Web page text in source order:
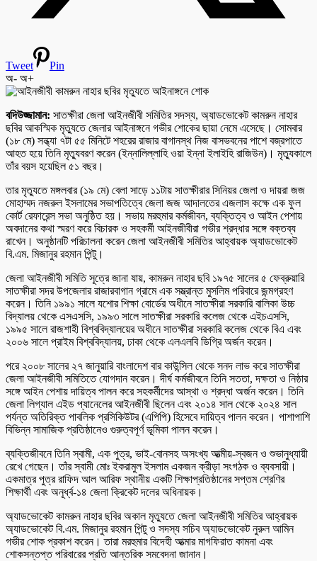
Tweet
Pin
অ- অ+
বদিউজ্জামান: সাতক্ষীরা জেলা আইনজীবী সমিতির সদস্য, অ্যাডভোকেট কামরুন নাহার
ছবির আকস্মিক মৃত্যুতে জেলার আইনাঙ্গনে গভীর শোকের ছায়া নেমে এসেছে। সোমবার
(১৮ মে) সন্ধ্যা ৭টা ৫৫ মিনিটে শহরের রাজার বাগানস্থ নিজ বাসভবনের পাশে বজ্রপাতে
আহত হয়ে তিনি মৃত্যুবরণ করেন (ইন্নালিল্লাহি ওয়া ইন্না ইলাইহি রাজিউন)। মৃত্যুকালে
তাঁর বয়স হয়েছিল ৫১ বছর।
তার মৃত্যুতে মঙ্গলবার (১৯ মে) বেলা সাড়ে ১১টায় সাতক্ষীরার সিনিয়র জেলা ও দায়রা জজ
মোহাম্মদ নজরুল ইসলামের সভাপতিত্বে জেলা জজ আদালতের এজলাস কক্ষে এক ফুল
কোর্ট রেফারেন্স সভা অনুষ্ঠিত হয়। সভায় মরহুমার কর্মজীবন, ব্যক্তিত্ব ও আইন পেশায়
অবদানের কথা স্মরণ করে বিচারক ও সহকর্মী আইনজীবীরা গভীর শ্রদ্ধার সঙ্গে বক্তব্য
রাখেন। অনুষ্ঠানটি পরিচালনা করেন জেলা আইনজীবী সমিতির আহ্বায়ক অ্যাডভোকেট
বি.এম. মিজানুর রহমান পিন্টু।
জেলা আইনজীবী সমিতি সূত্রে জানা যায়, কামরুন নাহার ছবি ১৯৭৫ সালের ৫ ফেব্রুয়ারি
সাতক্ষীরা সদর উপজেলার রাজারবাগান গ্রামে এক সম্ভ্রান্ত মুসলিম পরিবারে জন্মগ্রহণ
করেন। তিনি ১৯৯১ সালে যশোর শিক্ষা বোর্ডের অধীনে সাতক্ষীরা সরকারি বালিকা উচ্চ
বিদ্যালয় থেকে এসএসসি, ১৯৯৩ সালে সাতক্ষীরা সরকারি কলেজ থেকে এইচএসসি,
১৯৯৫ সালে রাজশাহী বিশ্ববিদ্যালয়ের অধীনে সাতক্ষীরা সরকারি কলেজ থেকে বিএ এবং
২০০৬ সালে প্রাইম বিশ্ববিদ্যালয়, ঢাকা থেকে এলএলবি ডিগ্রি অর্জন করেন।
পরে ২০০৮ সালের ২৭ জানুয়ারি বাংলাদেশ বার কাউন্সিল থেকে সনদ লাভ করে সাতক্ষীরা
জেলা আইনজীবী সমিতিতে যোগদান করেন। দীর্ঘ কর্মজীবনে তিনি সততা, দক্ষতা ও নিষ্ঠার
সঙ্গে আইন পেশায় দায়িত্ব পালন করে সহকর্মীদের আস্থা ও শ্রদ্ধা অর্জন করেন। তিনি
জেলা লিগ্যাল এইড প্যানেলের আইনজীবী ছিলেন এবং ২০১৪ সাল থেকে ২০২৪ সাল
পর্যন্ত অতিরিক্ত পাবলিক প্রসিকিউটর (এপিপি) হিসেবে দায়িত্ব পালন করেন। পাশাপাশি
বিভিন্ন সামাজিক প্রতিষ্ঠানেও গুরুত্বপূর্ণ ভূমিকা পালন করেন।
ব্যক্তিজীবনে তিনি স্বামী, এক পুত্র, ভাই-বোনসহ অসংখ্য আত্মীয়-স্বজন ও শুভানুধ্যায়ী
রেখে গেছেন। তাঁর স্বামী মোঃ ইকরামুল ইসলাম একজন ক্রীড়া সংগঠক ও ব্যবসায়ী।
একমাত্র পুত্র রাফিদ আল আরিফ স্থানীয় একটি শিক্ষাপ্রতিষ্ঠানের সপ্তম শ্রেণির
শিক্ষার্থী এবং অনূর্ধ্ব-১৪ জেলা ক্রিকেট দলের অধিনায়ক।
অ্যাডভোকেট কামরুন নাহার ছবির অকাল মৃত্যুতে জেলা আইনজীবী সমিতির আহ্বায়ক
অ্যাডভোকেট বি.এম. মিজানুর রহমান পিন্টু ও সদস্য সচিব অ্যাডভোকেট নুরুল আমিন
গভীর শোক প্রকাশ করেন। তারা মরহুমার বিদেহী আত্মার মাগফিরাত কামনা এবং
শোকসন্তপ্ত পরিবারের প্রতি আন্তরিক সমবেদনা জানান।